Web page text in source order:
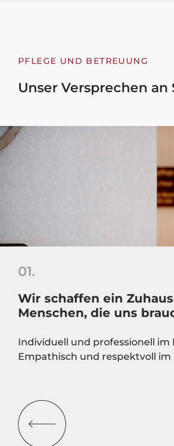
PFLEGE UND BETREUUNG
Unser Versprechen an
01.
Wir schaffen ein
Menschen, die uns
Individuell und professionell im
Empathisch und respektvoll im